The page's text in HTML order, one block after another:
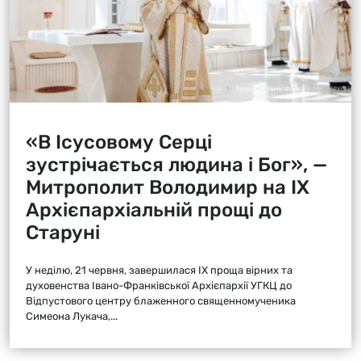
«В Ісусовому Серці
зустрічається людина і Бог», —
Митрополит Володимир на ІХ
Архієпархіальній прощі до
Старуні
У неділю, 21 червня, завершилася ІХ проща вірних та
духовенства Івано-Франківської Архієпархії УГКЦ до
Відпустового центру блаженного священномученика
Симеона Лукача,...